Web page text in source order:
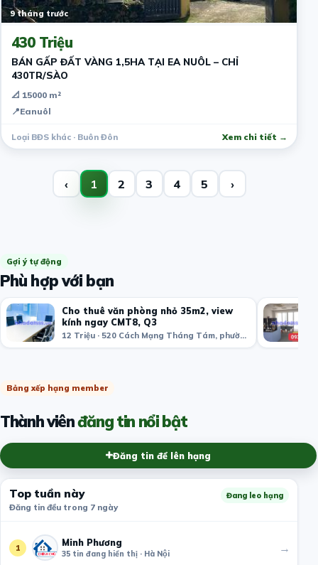
9 tháng trước
430 Triệu
BÁN GẤP ĐẤT VÀNG 1,5HA TẠI EA NUÔL – CHỈ
430TR/SÀO
📐 15000 m²
📍Eanuôl
Loại BĐS khác · Buôn Đôn Xem chi tiết →
‹ 1 2 3 4 5 ›
Gợi ý tự động
Phù hợp với bạn
Cho thuê văn phòng nhỏ 35m2, view
kính ngay CMT8, Q3
12 Triệu · 520 Cách Mạng Tháng Tám, phường 11, Quận 3, Thành phố Hồ Chí Minh, Việt Nam
Bảng xếp hạng member
Thành viênđăng tin nổi bật
Đăng tin để lên hạng
Top tuần này
Đăng tin đều trong 7 ngày
Đang leo hạng
1 Minh Phương
35 tin đang hiển thị · Hà Nội →